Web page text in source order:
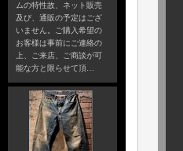
ムの特性故、ネット販売
及び、通販の予定はござ
いません。ご購入希望の
お客様は事前にご連絡の
上、ご来店、ご商談が可
能な方と限らせて頂…